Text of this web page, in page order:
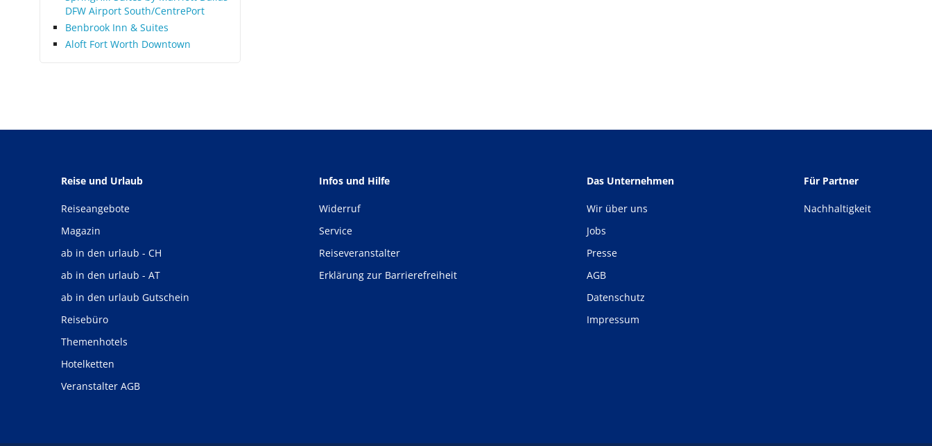
DFW Airport South/CentrePort
Benbrook Inn & Suites
Aloft Fort Worth Downtown
Reise und Urlaub
Reiseangebote
Magazin
ab in den urlaub - CH
ab in den urlaub - AT
ab in den urlaub Gutschein
Reisebüro
Themenhotels
Hotelketten
Veranstalter AGB
Infos und Hilfe
Widerruf
Service
Reiseveranstalter
Erklärung zur Barrierefreiheit
Das Unternehmen
Wir über uns
Jobs
Presse
AGB
Datenschutz
Impressum
Für Partner
Nachhaltigkeit